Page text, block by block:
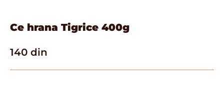
Ce hrana Tigrice 400g
140 din